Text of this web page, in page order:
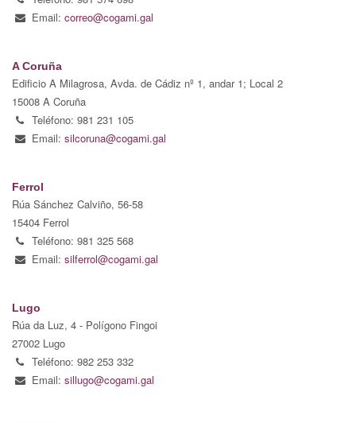
Email: correo@cogami.gal
A Coruña
Edificio A Milagrosa, Avda. de Cádiz nº 1, andar 1; Local 2
15008 A Coruña
Teléfono: 981 231 105
Email: silcoruna@cogami.gal
Ferrol
Rúa Sánchez Calviño, 56-58
15404 Ferrol
Teléfono: 981 325 568
Email: silferrol@cogami.gal
Lugo
Rúa da Luz, 4 - Polígono Fingoi
27002 Lugo
Teléfono: 982 253 332
Email: sillugo@cogami.gal